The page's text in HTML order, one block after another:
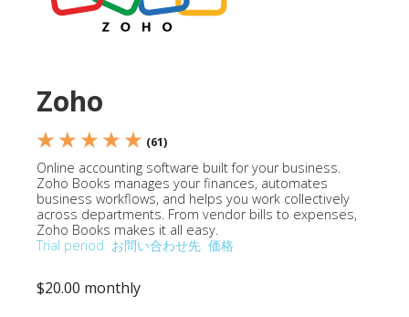
Zoho
★ ★ ★ ★ ★ (61)
Online accounting software built for your business.
Zoho Books manages your finances, automates
business workflows, and helps you work collectively
across departments. From vendor bills to expenses,
Zoho Books makes it all easy.
Trial period お問い合わせ先 価格
$20.00 monthly